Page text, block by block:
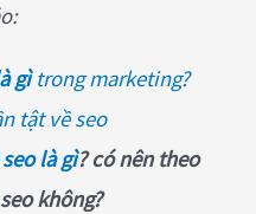
gìtrong marketing?
tật về seo
là gì? có nên theo
không?